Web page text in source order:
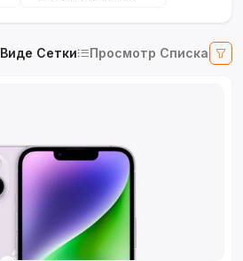
Сетки Просмотр Списка